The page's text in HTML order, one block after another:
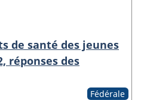
de santé des jeunes
réponses des
Fédérale